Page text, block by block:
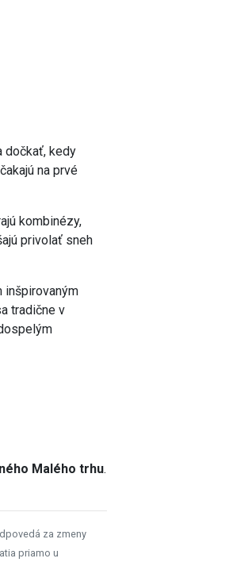
dočkať, kedy
na prvé
kombinézy,
privolať sneh
inšpirovaným
tradične v
Malého trhu.
za zmeny
priamo u